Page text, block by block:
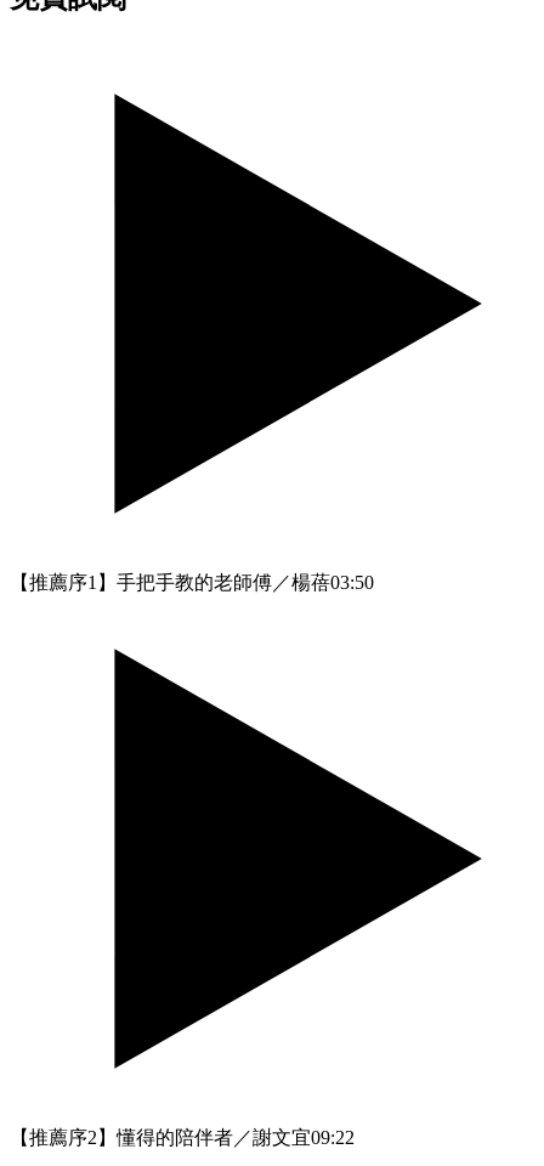
【推薦序1】手把手教的老師傅／楊蓓03:50
【推薦序2】懂得的陪伴者／謝文宜09:22